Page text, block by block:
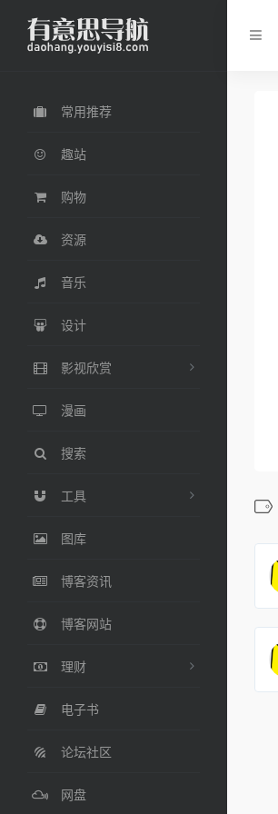
常用推荐
趣站
购物
资源
音乐
设计
影视欣赏
漫画
搜索
工具
图库
博客资讯
博客网站
理财
电子书
论坛社区
网盘